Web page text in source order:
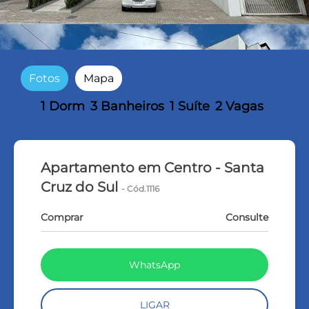
Fotos Mapa
1 Dorm 3 Banheiros 1 Suíte 2 Vagas
Apartamento em Centro - Santa
Cruz do Sul- Cód.1116
Comprar Consulte
WhatsApp
LIGAR